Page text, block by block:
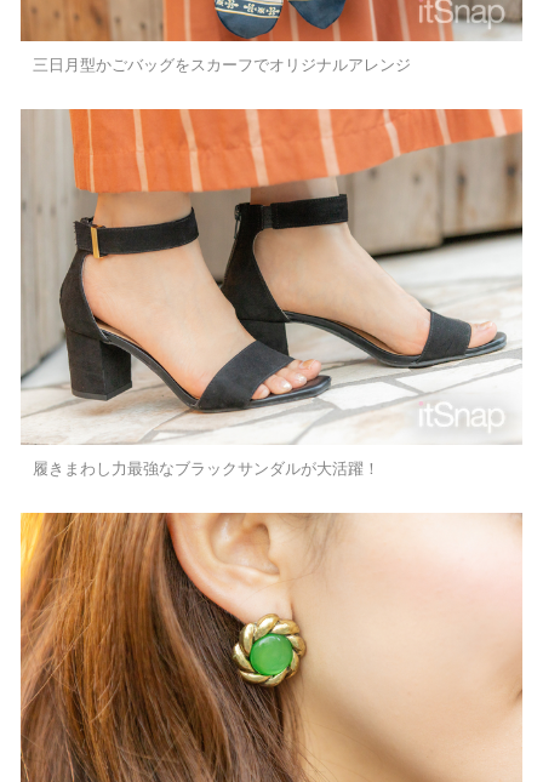
三日月型かごバッグをスカーフでオリジナルアレンジ
履きまわし力最強なブラックサンダルが大活躍！